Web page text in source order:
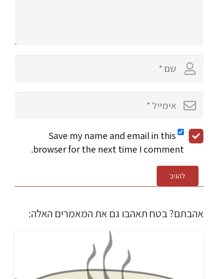
Save my name and email in this
browser for the next time I comment.
להגיב
אהבתם? בטח תאהבו גם את המאמרים האלה: